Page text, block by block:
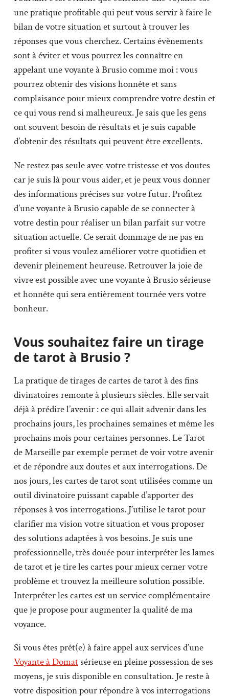
une pratique profitable qui peut vous servir à faire le
bilan de votre situation et surtout à trouver les
réponses que vous cherchez. Certains évènements
sont à éviter et vous pourrez les connaître en
appelant une voyante à Brusio comme moi : vous
pourrez obtenir des visions honnête et sans
complaisance pour mieux comprendre votre destin et
ce qui vous rend si malheureux. Je sais que les gens
ont souvent besoin de résultats et je suis capable
d’obtenir des résultats qui peuvent être excellents.
Ne restez pas seule avec votre tristesse et vos doutes
car je suis là pour vous aider, et je peux vous donner
des informations précises sur votre futur. Profitez
d’une voyante à Brusio capable de se connecter à
votre destin pour réaliser un bilan parfait sur votre
situation actuelle. Ce serait dommage de ne pas en
profiter si vous voulez améliorer votre quotidien et
devenir pleinement heureuse. Retrouver la joie de
vivre est possible avec une voyante à Brusio sérieuse
et honnête qui sera entièrement tournée vers votre
bonheur.
Vous souhaitez faire un tirage
de tarot à Brusio ?
La pratique de tirages de cartes de tarot à des fins
divinatoires remonte à plusieurs siècles. Elle servait
déjà à prédire l’avenir : ce qui allait advenir dans les
prochains jours, les prochaines semaines et même les
prochains mois pour certaines personnes. Le Tarot
de Marseille par exemple permet de voir votre avenir
et de répondre aux doutes et aux interrogations. De
nos jours, les cartes de tarot sont utilisées comme un
outil divinatoire puissant capable d’apporter des
réponses à vos interrogations. J’utilise le tarot pour
clarifier ma vision votre situation et vous proposer
des solutions adaptées à vos besoins. Je suis une
professionnelle, très douée pour interpréter les lames
de tarot et je tire les cartes pour mieux cerner votre
problème et trouvez la meilleure solution possible.
Interpréter les cartes est un service complémentaire
que je propose pour augmenter la qualité de ma
voyance.
Si vous êtes prêt(e) à faire appel aux services d’une
Voyante à Domatsérieuse en pleine possession de ses
moyens, je suis disponible en consultation. Je reste à
votre disposition pour répondre à vos interrogations